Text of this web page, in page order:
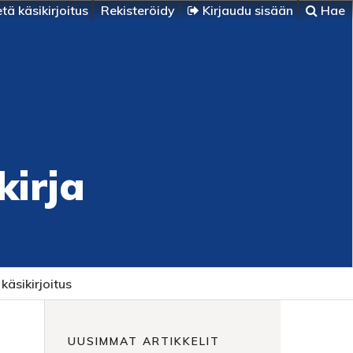
käsikirjoitus Rekisteröidy Kirjaudu sisään Hae
UUSIMMAT ARTIKKELIT